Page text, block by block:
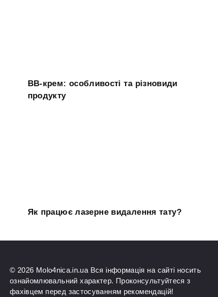
BB-крем: особливості та різновиди
продукту
Як працює лазерне видалення тату?
© 2026 Molo4nica.in.ua Вся інформація на сайті носить
ознайомлювальний характер. Проконсультуйтеся з
фахівцем перед застосуванням рекомендацій!